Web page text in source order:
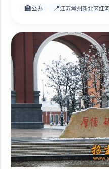
🏫公办 📍江苏常州新北区红